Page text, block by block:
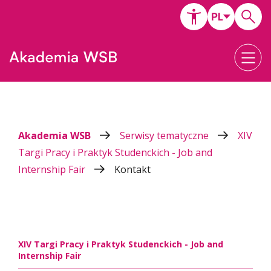
Akademia WSB Serwisy tematyczne
XIV
Targi Pracy i Praktyk Studenckich - Job and
Internship Fair
Kontakt
XIV Targi Pracy i Praktyk Studenckich - Job and
Internship Fair